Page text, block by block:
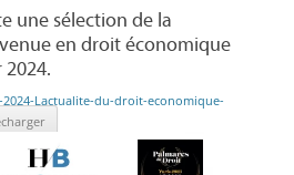
une sélection de la
en droit économique
Lactualite-du-droit-economique-